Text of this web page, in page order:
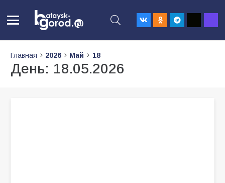
Главная 2026 Май 18
День: 18.05.2026